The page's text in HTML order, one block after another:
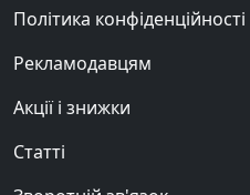
Політика конфіденційності
Рекламодавцям
Акції і знижки
Статті